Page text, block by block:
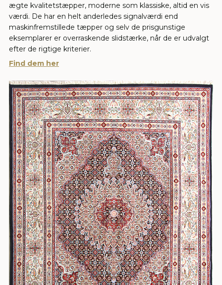
ægte kvalitetstæpper, moderne som klassiske, altid en vis
værdi. De har en helt anderledes signalværdi end
maskinfremstillede tæpper og selv de prisgunstige
eksemplarer er overraskende slidstærke, når de er udvalgt
efter de rigtige kriterier.
Find dem her